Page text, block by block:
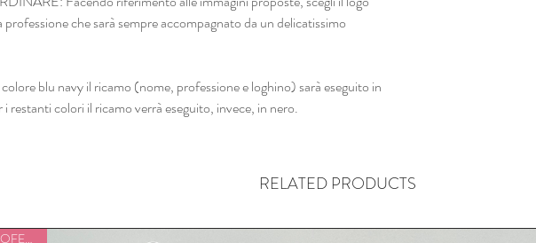
professione che sarà sempre accompagnato da un delicatissimo
blu navy il ricamo (nome, professione e loghino) sarà eseguito in
i restanti colori il ricamo verrà eseguito, invece, in nero.
RELATED PRODUCTS
PER PIU' PROFESSIONI